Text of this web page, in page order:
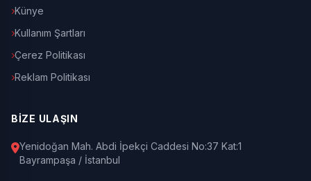
Künye
Kullanım Şartları
Çerez Politikası
Reklam Politikası
BİZE ULAŞIN
Yenidoğan Mah. Abdi İpekçi Caddesi No:37 Kat:1
Bayrampaşa / İstanbul